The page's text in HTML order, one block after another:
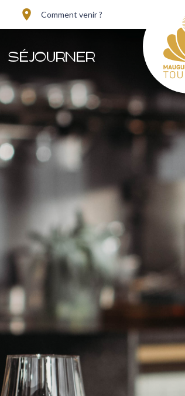
Comment venir ?
SÉJOURNER